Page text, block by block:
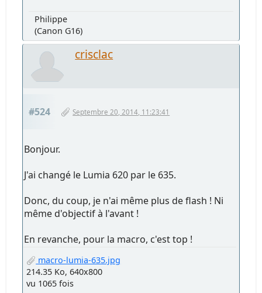
Philippe
(Canon G16)
crisclac
#524 Septembre 20, 2014, 11:23:41
Bonjour.
J'ai changé le Lumia 620 par le 635.
Donc, du coup, je n'ai même plus de flash ! Ni
même d'objectif à l'avant !
En revanche, pour la macro, c'est top !
macro-lumia-635.jpg
214.35 Ko, 640x800
vu 1065 fois